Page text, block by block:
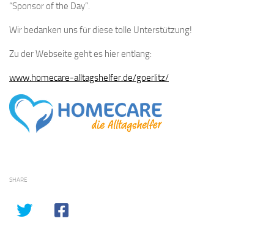
“Sponsor of the Day”.
Wir bedanken uns für diese tolle Unterstützung!
Zu der Webseite geht es hier entlang:
www.homecare-alltagshelfer.de/goerlitz/
SHARE